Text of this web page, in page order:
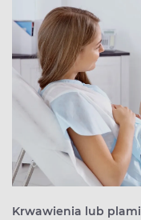
Krwawienia lub